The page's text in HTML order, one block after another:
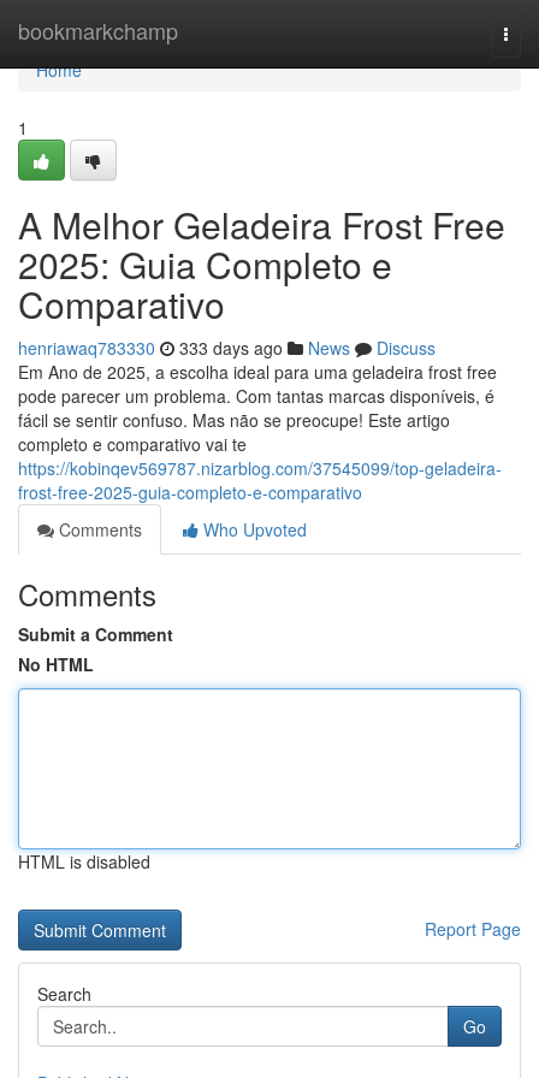
bookmarkchamp
Home
Home
1
A Melhor Geladeira Frost Free
2025: Guia Completo e
Comparativo
henriawaq783330 333 days ago News
Discuss
Em Ano de 2025, a escolha ideal para uma geladeira frost free
pode parecer um problema. Com tantas marcas disponíveis, é
fácil se sentir confuso. Mas não se preocupe! Este artigo
completo e comparativo vai te
https://kobinqev569787.nizarblog.com/37545099/top-geladeira-
frost-free-2025-guia-completo-e-comparativo
Comments
Who Upvoted
Comments
Submit a Comment
No HTML
HTML is disabled
Report Page
Search
Go